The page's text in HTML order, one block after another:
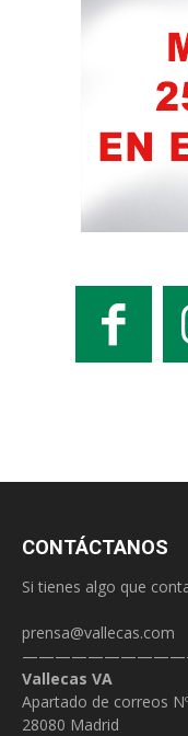
CONTÁCTANOS
Si tienes algo que
prensa@vallecas.com
Vallecas VA
Apartado de correos
28080 Madrid